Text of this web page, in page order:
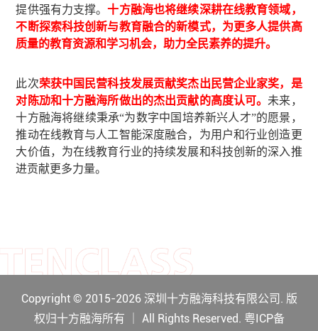
提供强有力支撑。十方融海也将继续深耕在线教育领域，
不断探索科技创新与教育融合的新模式，为更多人提供高
质量的教育资源和学习机会，助力全民素养的提升。
此次荣获中国民营科技发展贡献奖杰出民营企业家奖，是
对陈劢和十方融海所做出的杰出贡献的高度认可。 未来，
十方融海将继续秉承“为数字中国培养新兴人才”的愿景，
推动在线教育与人工智能深度融合，为用户和行业创造更
大价值，为在线教育行业的持续发展和科技创新的深入推
进贡献更多力量。
Copyright © 2015-2026 深圳十方融海科技有限公司. 版
权归十方融海所有 ｜ All Rights Reserved. 粤ICP备